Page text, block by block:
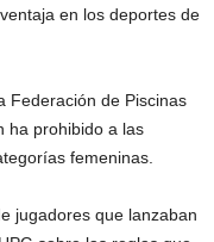
en los deportes de
Federación de Piscinas
ha prohibido a las
femeninas.
jugadores que lanzaban